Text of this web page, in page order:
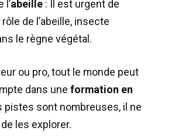
l’abeille : Il est urgent de
de l’abeille, insecte
le règne végétal.
ou pro, tout le monde peut
dans uneformation en
pistes sont nombreuses, il ne
les explorer.